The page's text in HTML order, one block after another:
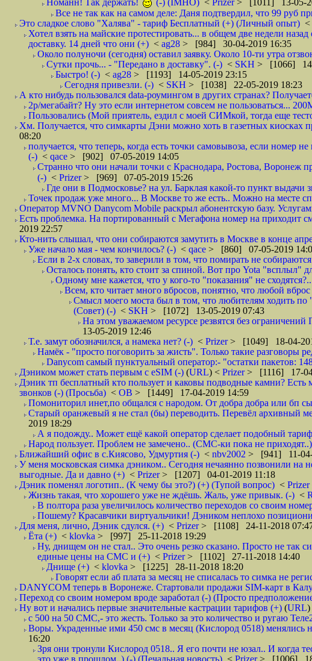
Номанн! Так держать!
(-) (IMHO) < Prizer> [1011] 13-05-
Все не так как на самом деле: Даня подтвердил, что 99 руб
Это сладкое слово "Халява" - тариф Бесплатный (+) (Личный опыт) <
Хотел взять на майские протестировать... в общем две недели
доставку. 14 дней что они (+) < ag28 > [984] 30-04-2019 16:35
Около полуночи (сегодня) оставил заявку. Около 10-ти утра
Сутки прочь... - "Передано в доставку". (-) < SKH > [1066] 14-
Быстро! (-) < ag28 > [1193] 14-05-2019 23:15
Сегодня привезли. (-) < SKH > [1038] 22-05-2019 18:23
А кто нибудь пользовался data-роумингом в других странах?
2р/мегабайт? Ну это если интернетом совсем не пользоваться...
Пользовались (Мой приятель, ездил с моей СИМкой, тогда еще
Хм. Получается, что симкарты Дэни можно хоть в газетных киосках
08:20
получается, что теперь, когда есть точки самовывоза, если номер
(-) < qace > [902] 07-05-2019 14:05
Странно что они начали точки с Краснодара, Ростова,
(-) < Prizer> [969] 07-05-2019 15:26
Где они в Подмосковье? на ул. Барклая какой-то пункт выдачи
Точек продаж уже много... В Москве то же есть.. Можно на месте
Оператор MVNO Danycom Mobile раскрыл абонентскую базу.
Есть проблемка. На портированный с Мегафона номер на приходит
2019 22:57
Кто-нить слышал, что они собираются замутить в Москве в конце
Уже начало мая - чем кончилось? (-) < qace > [860] 07-05-2019
Если в 2-х словах, то заверили в том, что помирать не
Осталось понять, кто стоит за спиной. Вот про Yota "всплыл"
Одному мне кажется, что у кого-то "показания" не
Всем, кто читает много вбросов, понятно, что любой
Смысл моего моста был в том, что любителям ходить по
(Совет) (-) < SKH > [1072] 13-05-2019 07:43
На этом уважаемом ресурсе резвятся без
13-05-2019 12:46
Т.е. замут обозначился, а намека нет? (-) < Prizer> [1049] 18-04-
Намёк - "просто поговорить за жисть". Только такие разговоры
Danycom самый пунктуальный оператор:- "остатки пакетов:
Дэником может стать первым с еSIM (-) (URL) < Prizer> [1116] 17-
Дэник тп бесплатный кто пользует и каковы подводные камни? Есть
звонков (-) (Просьба) < ОВ > [1449] 17-04-2019 14:59
Помониторил инет,по общался с народом. От добра добра или бп
Старый оранжевый я не стал (бы) переводить. Перевёл архивный
2019 18:29
А я подожду.. Может ещё какой оператор сделает подобный
Народ пользует. Проблем не замечено.. (СМС-ки пока не
Ближайший офис в с.Киясово, Удмуртия (-) < nbv2002 > [941] 11-04-
У меня московская симка дэником.. Сегодня нечаянно позвонили
выгодные. Да и давно (+) < Prizer> [1207] 04-01-2019 11:18
Дэник поменял логотип.. (К чему бы это?) (+) (Тупой вопрос) < Prizer
Жизнь такая, что хорошего уже не ждёшь. Жаль, уже привык. (-) <
В полтора раза увеличилось количество переходов со своим
Пошему? Красавчики виртуальчики! Дэником неплохо
Для меня, лично, Дэник сдулся. (+) < Prizer> [1108] 24-11-2018
Ёта (+) < klovka > [997] 25-11-2018 19:29
Ну, днищем он не стал.. Это очень резко сказано. Просто не так
единые цены на СМС и (+) < Prizer> [1102] 27-11-2018 14:40
Днище (+) < klovka > [1225] 28-11-2018 18:20
Говорят если аб плата за месяц не списалась то симка не
DANYCOM теперь в Воронеже. Стартовали продажи SIM-карт в
Переход со своим номером вроде заработал (-) (Просто
Ну вот и начались первые значительные кастрации тарифов (+) (URL)
с 500 на 50 СМС,- это жесть. Только за это количество и ругаю
Воры. Украденные ими 450 смс в месяц (Кислород 0518) менялись
16:20
Зря они тронули Кислород 0518.. Я его почти не юзал.. И когда
это уже в прошлом..) (-) (Печальная новость) < Prizer> [1006]